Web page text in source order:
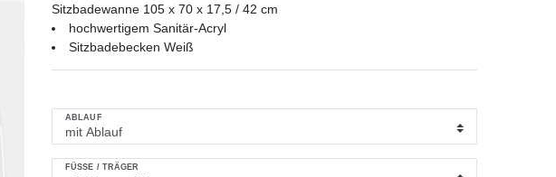
Sitzbadewanne 105 x 70 x 17,5 / 42 cm
hochwertigem Sanitär-Acryl
Sitzbadebecken Weiß
ABLAUF
FÜSSE / TRÄGER